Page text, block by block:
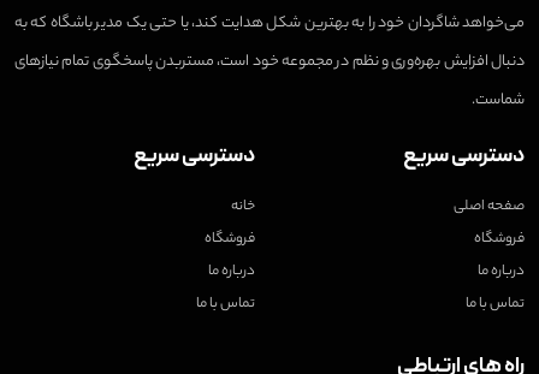
می‌خواهد شاگردان خود را به بهترین شکل هدایت کند، یا حتی یک مدیر باشگاه که به
دنبال افزایش بهره‌وری و نظم در مجموعه خود است، مستربدن پاسخگوی تمام نیازهای
شماست.
دسترسی سریع
صفحه اصلی
فروشگاه
درباره ما
تماس با ما
دسترسی سریع
خانه
فروشگاه
درباره ما
تماس با ما
راه های ارتباطی